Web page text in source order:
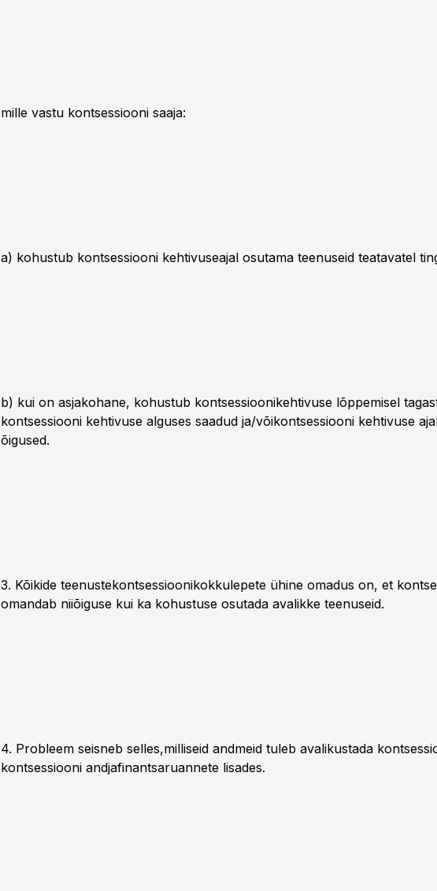
mille vastu kontsessiooni saaja:
a) kohustub kontsessiooni kehtivuseajal osutama teenuseid teatavatel
b) kui on asjakohane, kohustub kontsessioonikehtivuse lõppemisel
kontsessiooni kehtivuse alguses saadud ja/võikontsessiooni kehtivuse
õigused.
3. Kõikide teenustekontsessioonikokkulepete ühine omadus on, et
omandab niiõiguse kui ka kohustuse osutada avalikke teenuseid.
4. Probleem seisneb selles,milliseid andmeid tuleb avalikustada
kontsessiooni andjafinantsaruannete lisades.